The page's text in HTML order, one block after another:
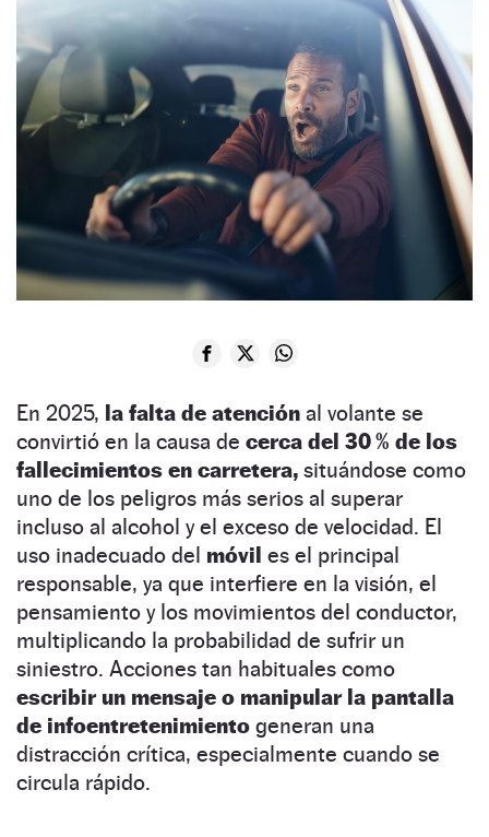
En 2025, la falta de atención al volante se
convirtió en la causa de cerca del 30 % de los
fallecimientos en carretera, situándose como
uno de los peligros más serios al superar
incluso al alcohol y el exceso de velocidad. El
uso inadecuado del móvil es el principal
responsable, ya que interfiere en la visión, el
pensamiento y los movimientos del conductor,
multiplicando la probabilidad de sufrir un
siniestro. Acciones tan habituales como
escribir un mensaje o manipular la pantalla
de infoentretenimiento generan una
distracción crítica, especialmente cuando se
circula rápido.